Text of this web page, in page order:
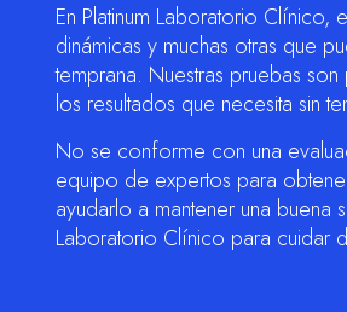
En Platinum Laboratorio
dinámicas y muchas otras que
temprana. Nuestras pruebas
los resultados que necesita sin
No se conforme con una
equipo de expertos para
ayudarlo a mantener una buena
Laboratorio Clínico para cuidar